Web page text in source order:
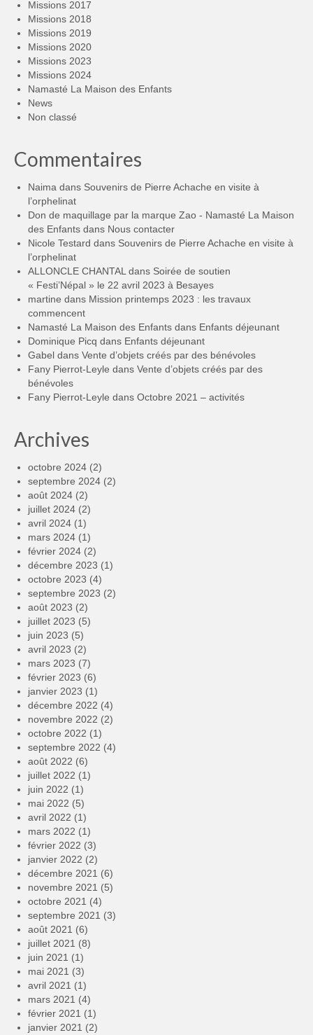
Missions 2017
Missions 2018
Missions 2019
Missions 2020
Missions 2023
Missions 2024
Namasté La Maison des Enfants
News
Non classé
Commentaires
Naima dans Souvenirs de Pierre Achache en visite à
l’orphelinat
Don de maquillage par la marque Zao - Namasté La Maison
des Enfants dans Nous contacter
Nicole Testard dans Souvenirs de Pierre Achache en visite à
l’orphelinat
ALLONCLE CHANTAL dans Soirée de soutien
« Festi’Népal » le 22 avril 2023 à Besayes
martine dans Mission printemps 2023 : les travaux
commencent
Namasté La Maison des Enfants dans Enfants déjeunant
Dominique Picq dans Enfants déjeunant
Gabel dans Vente d’objets créés par des bénévoles
Fany Pierrot-Leyle dans Vente d’objets créés par des
bénévoles
Fany Pierrot-Leyle dans Octobre 2021 – activités
Archives
octobre 2024 (2)
septembre 2024 (2)
août 2024 (2)
juillet 2024 (2)
avril 2024 (1)
mars 2024 (1)
février 2024 (2)
décembre 2023 (1)
octobre 2023 (4)
septembre 2023 (2)
août 2023 (2)
juillet 2023 (5)
juin 2023 (5)
avril 2023 (2)
mars 2023 (7)
février 2023 (6)
janvier 2023 (1)
décembre 2022 (4)
novembre 2022 (2)
octobre 2022 (1)
septembre 2022 (4)
août 2022 (6)
juillet 2022 (1)
juin 2022 (1)
mai 2022 (5)
avril 2022 (1)
mars 2022 (1)
février 2022 (3)
janvier 2022 (2)
décembre 2021 (6)
novembre 2021 (5)
octobre 2021 (4)
septembre 2021 (3)
août 2021 (6)
juillet 2021 (8)
juin 2021 (1)
mai 2021 (3)
avril 2021 (1)
mars 2021 (4)
février 2021 (1)
janvier 2021 (2)